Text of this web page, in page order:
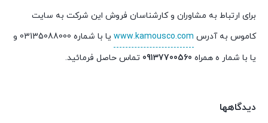
برای ارتباط به مشاوران و کارشناسان فروش این شرکت به سایت
کاموس به آدرس www.kamousco.com
یا با شماره 03135088000 و
یا با شمار ه همراه 09137700560 تماس حاصل فرمائید.
دیدگاهها